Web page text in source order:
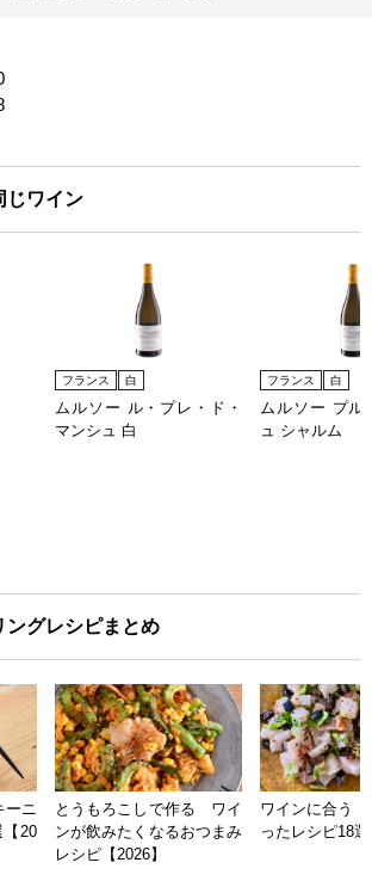
じワイン
フランス 白
ムルソー ル・プレ・ド・
マンシュ 白
フランス 白
ムルソー プル
ュ シャルム
ングレシピまとめ
ーニ
【20
とうもろこしで作る ワイ
ンが飲みたくなるおつまみ
レシピ【2026】
ワインに合う
ったレシピ18